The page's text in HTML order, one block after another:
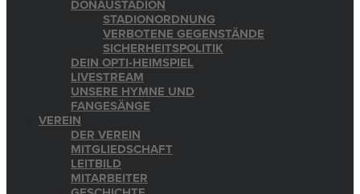
DONAUSTADION
STADIONORDNUNG
VERBOTENE GEGENSTÄNDE
SICHERHEITSPOLITIK
DEIN OPTI-HEIMSPIEL
LIVESTREAM
UNSERE HYMNE UND
FANGESÄNGE
VEREIN
DER VEREIN
MITGLIEDSCHAFT
LEITBILD
MITARBEITER